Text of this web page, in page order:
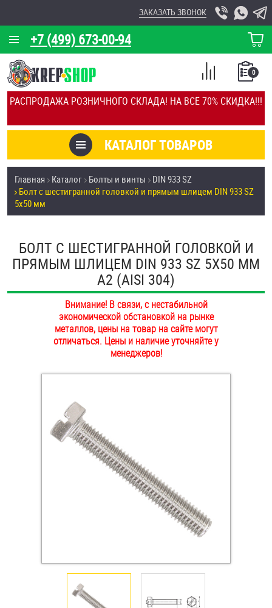
РАСПРОДАЖА РОЗНИЧНОГО СКЛАДА! НА ВСЁ 70% СКИДКА!!!
+7 (499) 673-00-94
ЗАКАЗАТЬ ЗВОНОК
КОРЗИНА
О КОМПАНИИ
КАЛЬКУЛЯТОР
ОТЗЫВЫ
УСЛУГИ
СКИДКИ
ПОКУПАТЕЛЯМ
ОПЛАТА И ДОСТАВКА
НАШИ МАГАЗИНЫ
КАТАЛОГ ТОВАРОВ
0
СПИСОК
СРАВНЕНИЕ
Товары со скидкой
Анкеры
Болты и винты
Втулки
Заклепки (Гайки-Заклепки)
Крюки, кольца с метрической резьбой
Крюки, кольца с шурупной резьбой
Оснастка и аксессуары для яхт
Главная Каталог Болты и винты
DIN 933 SZ
Болт с шестигранной головкой и прямым шлицем DIN 933 SZ
5х50 мм
БОЛТ С ШЕСТИГРАННОЙ ГОЛОВКОЙ И
ПРЯМЫМ ШЛИЦЕМ DIN 933 SZ 5Х50 ММ
А2 (AISI 304)
Внимание! В связи, с нестабильной
экономической обстановкой на рынке
металлов, цены на товар на сайте могут
отличаться. Цены и наличие уточняйте у
менеджеров!